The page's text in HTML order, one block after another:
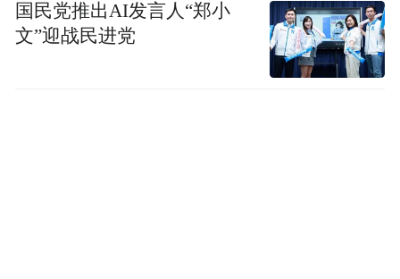
国民党推出AI发言人“郑小
文”迎战民进党